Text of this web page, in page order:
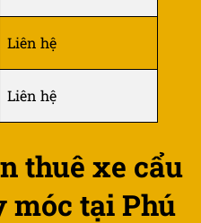
Liên hệ
Liên hệ
thuê xe cẩu
móc tại Phú